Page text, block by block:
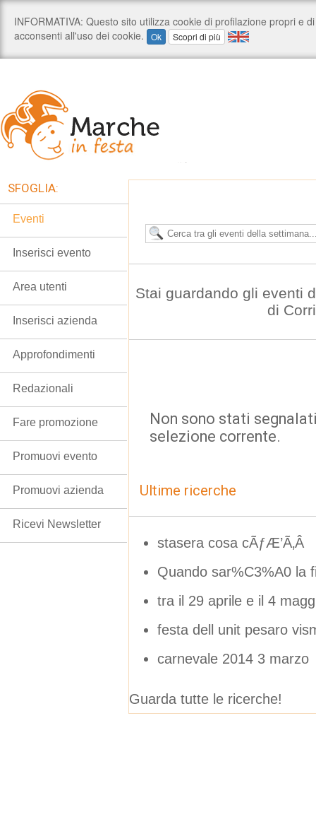
Stai guardando gli eventi
di
Non sono stati
selezione corrente.
Ultime ricerche
stasera cosa cÃƒÆ’Ã‚Â
Quando sar%C3%A0 la
tra il 29 aprile e il 4
festa dell unit pesaro
carnevale 2014 3 marzo
Guarda tutte le ricerche!
SFOGLIA:
Eventi
Inserisci evento
Area utenti
Inserisci azienda
Approfondimenti
Redazionali
Fare promozione
Promuovi evento
Promuovi azienda
Ricevi Newsletter